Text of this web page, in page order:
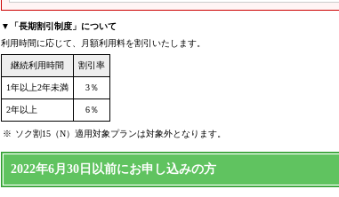
▼「長期割引制度」について
利用時間に応じて、月額利用料を割引いたします。
継続利用時間 割引率
1年以上2年未満 3％
2年以上 6％
※ ソク割15（N）適用対象プランは対象外となります。
2022年6月30日以前にお申し込みの方